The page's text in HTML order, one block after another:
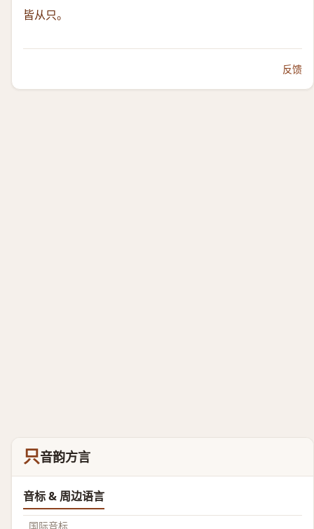
皆从只。
反馈
只音韵方言
音标 & 周边语言
国际音标